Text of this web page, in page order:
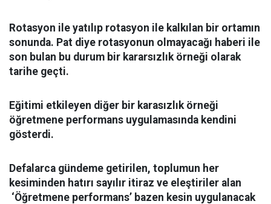
Rotasyon ile yatılıp rotasyon ile kalkılan bir ortamın
sonunda. Pat diye rotasyonun olmayacağı haberi ile
son bulan bu durum bir kararsızlık örneği olarak
tarihe geçti.
Eğitimi etkileyen diğer bir karasızlık örneği
öğretmene performans uygulamasında kendini
gösterdi.
Defalarca gündeme getirilen, toplumun her
kesiminden hatırı sayılır itiraz ve eleştiriler alan
‘Öğretmene performans’ bazen kesin uygulanacak